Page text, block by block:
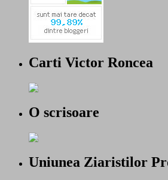
Carti Victor Roncea
O scrisoare
Uniunea Ziaristilor